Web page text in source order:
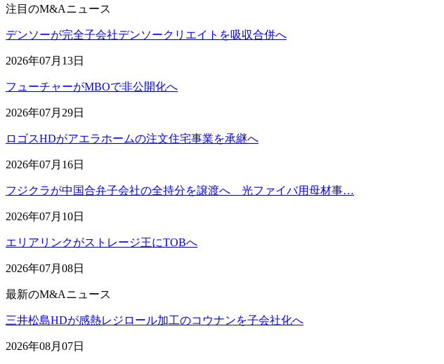
注目のM&Aニュース
デンソーが完全子会社デンソークリエイトを吸収合併へ
2026年07月13日
フューチャーがMBOで非公開化へ
2026年07月29日
ロゴスHDがアエラホームの注文住宅事業を承継へ
2026年07月16日
フジクラが中国合弁子会社の全持分を譲渡へ 光ファイバ用母材事…
2026年07月10日
エリアリンクがストレージ王にTOBへ
2026年07月08日
最新のM&Aニュース
三井松島HDが感熱レジロール加工のコウナンを子会社化へ
2026年08月07日